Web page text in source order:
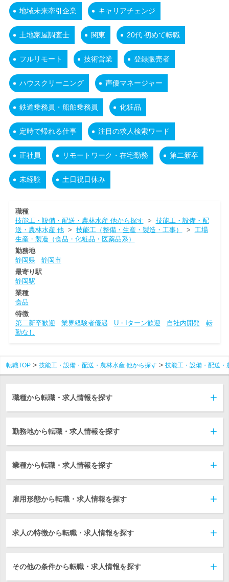
地域未来牽引企業 キャリアチェンジ
土地家屋調査士 関東 20代 初めて転職
フルリモート 技術営業 登録販売者
ハウスクリーニング 声優マネージャー
鉄道乗務員・船舶乗務員 化粧品
定時で帰れる仕事 注目の求人検索ワード
正社員 リモートワーク・在宅勤務 第二新卒
未経験 土日祝日休み
職種
技能工・設備・配送・農林水産 他から探す > 技能工・設備・配
送・農林水産 他> 技能工（整備・生産・製造・工事） > 工場
生産・製造（食品・化粧品・医薬品系）
勤務地
静岡県
静岡市
最寄り駅
静岡駅
業種
食品
特徴
第二新卒歓迎
業界経験者優遇 U・Iターン歓迎 自社内開発
転
勤なし
転職TOP 技能工・設備・配送・農林水産 他から探す 技能工・設備・配送・
職種から転職・求人情報を探す
勤務地から転職・求人情報を探す
業種から転職・求人情報を探す
雇用形態から転職・求人情報を探す
求人の特徴から転職・求人情報を探す
その他の条件から転職・求人情報を探す